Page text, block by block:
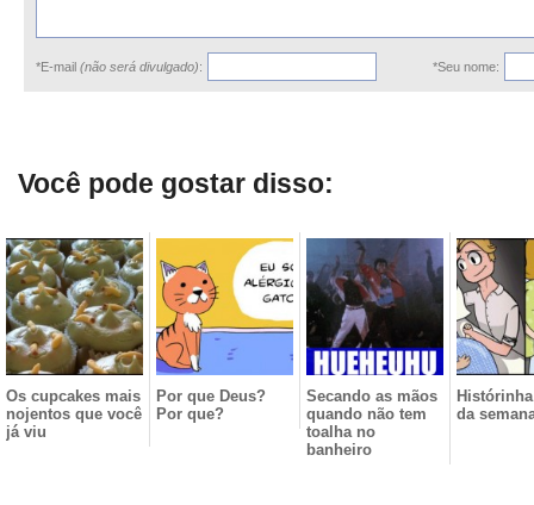
*E-mail (não será divulgado): *Seu nome:
Você pode gostar disso:
Os cupcakes mais
nojentos que você
já viu
Por que Deus?
Por que?
Secando as mãos
quando não tem
toalha no
banheiro
da